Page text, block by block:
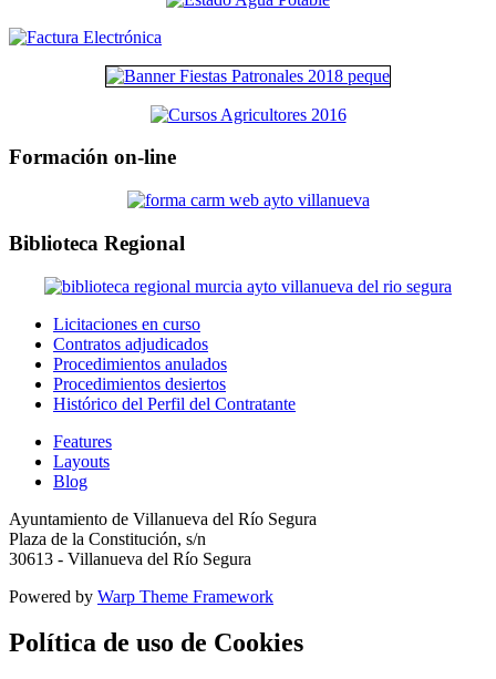
Formación on-line
Biblioteca Regional
Licitaciones en curso
Contratos adjudicados
Procedimientos anulados
Procedimientos desiertos
Histórico del Perfil del Contratante
Features
Layouts
Blog
Ayuntamiento de Villanueva del Río Segura
Plaza de la Constitución, s/n
30613 - Villanueva del Río Segura
Powered by Warp Theme Framework
Política de uso de Cookies